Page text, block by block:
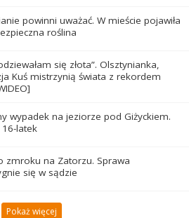
powinni uważać. W mieście pojawiła
roślina
się złota”. Olsztynianka,
Kuś mistrzynią świata z rekordem
wypadek na jeziorze pod Giżyckiem.
latek
zmroku na Zatorzu. Sprawa
się w sądzie
Pokaż więcej